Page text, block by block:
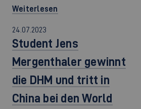
Weiterlesen
24.07.2023
Student Jens
Mergenthaler gewinnt
die DHM und tritt in
China bei den World